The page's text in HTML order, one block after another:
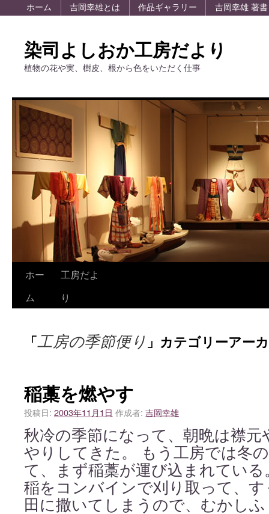
ホーム 吉岡幸雄とは 作品ギャラリー 吉岡幸雄 著書
染司よしおか工房だより
植物の花や実、樹皮、根から色をいただく仕事
ホー
ム
工房だよ
り
「工房の季節便り 」カテゴリーアー
稲藁を燃やす
投稿日: 2003年11月1日 作成者: 吉岡幸雄
秋冷の季節になって、朝晩は襟
やりしてきた。 もう工房では冬
て、まず稲藁が運び込まれてい
稲をコンバインで刈り取って、
田に撒いてしまうので、むかし